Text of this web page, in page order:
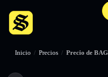
Inicio / Precios / Precio de